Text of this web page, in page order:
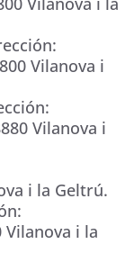
Vilanova i
Vilanova i
i la Geltrú.
Vilanova i la